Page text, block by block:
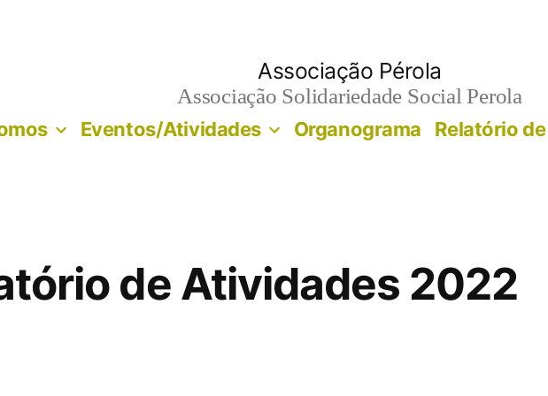
Associação Pérola
Associação Solidariedade Social Perola
Eventos/Atividades Organograma Relatório
de Atividades 2022